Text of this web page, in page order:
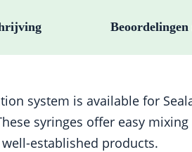
Beoordelingen
system is available for
syringes offer easy
established products.